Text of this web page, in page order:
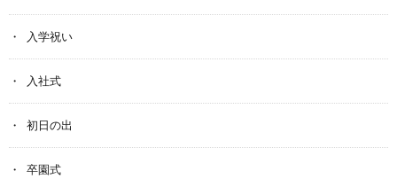
入学祝い
入社式
初日の出
卒園式